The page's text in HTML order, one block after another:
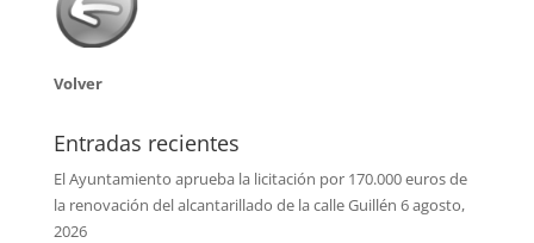
Volver
Entradas recientes
El Ayuntamiento aprueba la licitación por 170.000 euros de
la renovación del alcantarillado de la calle Guillén 6 agosto,
2026